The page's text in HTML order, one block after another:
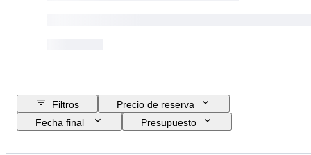
Filtros
Precio de reserva
Fecha final
Presupuesto